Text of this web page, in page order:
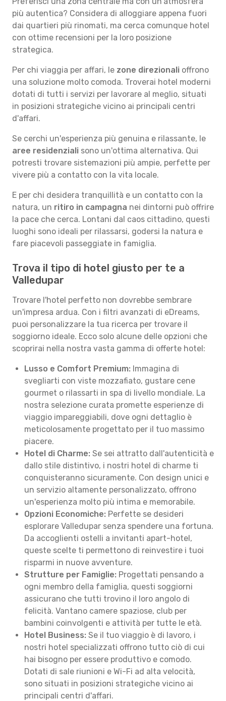
più autentica? Considera di alloggiare appena fuori
dai quartieri più rinomati, ma cerca comunque hotel
con ottime recensioni per la loro posizione
strategica.
Per chi viaggia per affari, le zone direzionali offrono
una soluzione molto comoda. Troverai hotel moderni
dotati di tutti i servizi per lavorare al meglio, situati
in posizioni strategiche vicino ai principali centri
d'affari.
Se cerchi un'esperienza più genuina e rilassante, le
aree residenziali sono un'ottima alternativa. Qui
potresti trovare sistemazioni più ampie, perfette per
vivere più a contatto con la vita locale.
E per chi desidera tranquillità e un contatto con la
natura, un ritiro in campagna nei dintorni può offrire
la pace che cerca. Lontani dal caos cittadino, questi
luoghi sono ideali per rilassarsi, godersi la natura e
fare piacevoli passeggiate in famiglia.
Trova il tipo di hotel giusto per te a
Valledupar
Trovare l'hotel perfetto non dovrebbe sembrare
un'impresa ardua. Con i filtri avanzati di eDreams,
puoi personalizzare la tua ricerca per trovare il
soggiorno ideale. Ecco solo alcune delle opzioni che
scoprirai nella nostra vasta gamma di offerte hotel:
Lusso e Comfort Premium: Immagina di
svegliarti con viste mozzafiato, gustare cene
gourmet o rilassarti in spa di livello mondiale. La
nostra selezione curata promette esperienze di
viaggio impareggiabili, dove ogni dettaglio è
meticolosamente progettato per il tuo massimo
piacere.
Hotel di Charme: Se sei attratto dall'autenticità e
dallo stile distintivo, i nostri hotel di charme ti
conquisteranno sicuramente. Con design unici e
un servizio altamente personalizzato, offrono
un'esperienza molto più intima e memorabile.
Opzioni Economiche: Perfette se desideri
esplorare Valledupar senza spendere una fortuna.
Da accoglienti ostelli a invitanti apart-hotel,
queste scelte ti permettono di reinvestire i tuoi
risparmi in nuove avventure.
Strutture per Famiglie: Progettati pensando a
ogni membro della famiglia, questi soggiorni
assicurano che tutti trovino il loro angolo di
felicità. Vantano camere spaziose, club per
bambini coinvolgenti e attività per tutte le età.
Hotel Business: Se il tuo viaggio è di lavoro, i
nostri hotel specializzati offrono tutto ciò di cui
hai bisogno per essere produttivo e comodo.
Dotati di sale riunioni e Wi-Fi ad alta velocità,
sono situati in posizioni strategiche vicino ai
principali centri d'affari.